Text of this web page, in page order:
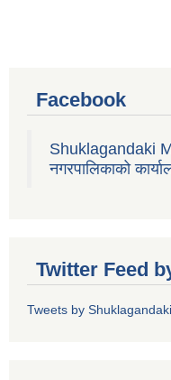
Facebook
Shuklagandaki
नगरपालिकाको
Twitter Feed
Tweets by